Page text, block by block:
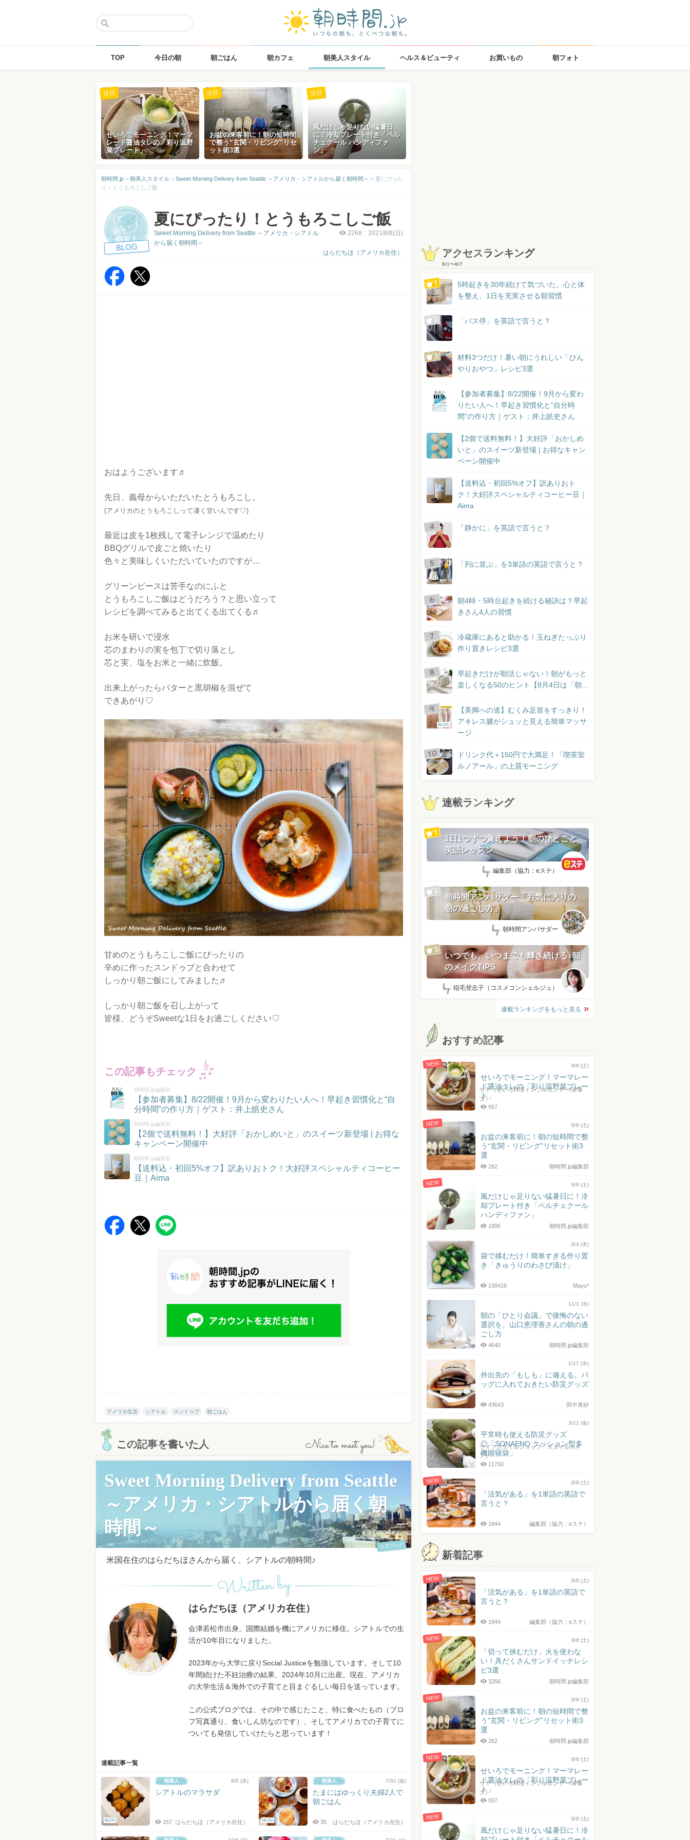
TOP 今日の朝 朝ごはん 朝カフェ 朝美人スタイル ヘルス＆ビューティ お買いもの 朝フォト
せいろでモーニング！マーマ
レード醤油タレの「彩り温野
菜プレート」
注目
お盆の来客前に！朝の短時間
で整う“玄関・リビング”リセ
ット術3選
注目
風だけじゃ足りない猛暑日
に！冷却プレート付き「ペル
チェクール ハンディファ
ン」
注目
朝時間.jp > 朝美人スタイル > Sweet Morning Delivery from Seattle ～アメリカ・シアトルから届く朝時間～ > 夏にぴった
り！とうもろこしご飯
BLOG
夏にぴったり！とうもろこしご飯
2268 2021/8/8(日)
はらだちほ（アメリカ在住）
Sweet Morning Delivery from Seattle ～アメリカ・シアトル
から届く朝時間～
おはようございます♬
先日、義母からいただいたとうもろこし。
(アメリカのとうもろこしって凄く甘いんです♡)
最近は皮を1枚残して電子レンジで温めたり
BBQグリルで皮ごと焼いたり
色々と美味しくいただいていたのですが…
グリーンピースは苦手なのにふと
とうもろこしご飯はどうだろう？と思い立って
レシピを調べてみると出てくる出てくる♬
お米を研いで浸水
芯のまわりの実を包丁で切り落とし
芯と実、塩をお米と一緒に炊飯。
出来上がったらバターと黒胡椒を混ぜて
できあがり♡
甘めのとうもろこしご飯にぴったりの
辛めに作ったスンドゥプと合わせて
しっかり朝ご飯にしてみました♬
しっかり朝ご飯を召し上がって
皆様、どうぞSweetな1日をお過ごしください♡
この記事もチェック
朝時間.jp編集部
【参加者募集】8/22開催！9月から変わりたい人へ！早起き習慣化と“自
分時間”の作り方｜ゲスト：井上皓史さん
朝時間.jp編集部
【2個で送料無料！】大好評「おかしめいと」のスイーツ新登場 | お得な
キャンペーン開催中
朝時間.jp編集部
【送料込・初回5%オフ】訳ありおトク！大好評スペシャルティコーヒー
豆｜Aima
アメリカ生活 シアトル スンドゥブ 朝ごはん
この記事を書いた人 Nice to meet you!
Sweet Morning Delivery from Seattle
～アメリカ・シアトルから届く朝
時間～
公式ブログ
米国在住のはらだちほさんから届く、シアトルの朝時間♪
Written by
はらだちほ（アメリカ在住）
会津若松市出身。国際結婚を機にアメリカに移住。シアトルでの生
活が10年目になりました。
2023年から大学に戻りSocial Justiceを勉強しています。そして10
年間続けた不妊治療の結果、2024年10月に出産。現在、アメリカ
の大学生活＆海外での子育てと目まぐるしい毎日を送っています。
この公式ブログでは、その中で感じたこと、特に食べたもの（プロ
フ写真通り、食いしん坊なのです）、そしてアメリカでの子育てに
ついても発信していけたらと思っています！
連載記事一覧
BLOG
8/5 (水)
シアトルのマラサダ
はらだちほ（アメリカ在住）
157 BLOG
7/31 (金)
たまにはゆっくり夫婦2人で
朝ごはん
はらだちほ（アメリカ在住）
35
アクセスランキング
8/1〜8/7
5時起きを30年続けて気づいた。心と体
を整え、1日を充実させる朝習慣
「バス停」を英語で言うと？
材料3つだけ！暑い朝にうれしい「ひん
やりおやつ」レシピ3選
【参加者募集】8/22開催！9月から変わ
りたい人へ！早起き習慣化と“自分時
間”の作り方｜ゲスト：井上皓史さん
【2個で送料無料！】大好評「おかしめ
いと」のスイーツ新登場 | お得なキャン
ペーン開催中
【送料込・初回5%オフ】訳ありおト
ク！大好評スペシャルティコーヒー豆｜
Aima
「静かに」を英語で言うと？
「列に並ぶ」を3単語の英語で言うと？
朝4時・5時台起きを続ける秘訣は？早起
きさん4人の習慣
冷蔵庫にあると助かる！玉ねぎたっぷり
作り置きレシピ3選
早起きだけが朝活じゃない！朝がもっと
楽しくなる50のヒント【8月4日は「朝...
BLOG
【美脚への道】むくみ足首をすっきり！
アキレス腱がシュッと見える簡単マッサ
ージ
ドリンク代＋150円で大満足！「喫茶室
ルノアール」の上質モーニング
連載ランキング
1日1つずつ覚えよう！朝のひとこと
英語レッスン
by: 編集部（協力：eステ）
朝時間アンバサダー「お気に入りの
朝の過ごし方」
by: 朝時間アンバサダー
いつでも、いつまでも輝き続ける♪朝
のメイクTIPS
by: 稲毛登志子（コスメコンシェルジュ）
連載ランキングをもっと見る
おすすめ記事
NEW 8/8 (土)
せいろでモーニング！マーマレー
ド醤油タレの「彩り温野菜プレー
ト」
サヤ（せいろ料理インフルエンサー/栄養
士）
557
NEW 8/8 (土)
お盆の来客前に！朝の短時間で整
う“玄関・リビング”リセット術3
選
朝時間.jp編集部
262
NEW 8/8 (土)
風だけじゃ足りない猛暑日に！冷
却プレート付き「ペルチェクール
ハンディファン」
朝時間.jp編集部
1895
8/4 (木)
袋で揉むだけ！簡単すぎる作り置
き「きゅうりのわさび漬け」
Mayu*
138416
11/1 (水)
朝の「ひとり会議」で後悔のない
選択を。山口恵理香さんの朝の過
ごし方
朝時間.jp編集部
4640
1/17 (水)
外出先の「もしも」に備える。バ
ッグに入れておきたい防災グッズ
田中青紗
43643
3/11 (金)
平常時も使える防災グッズ
◎「SONAENO クッション型多
機能寝袋」
ライフスタイルショップ「スタイルスト
ア」
11750
NEW 8/8 (土)
「活気がある」を1単語の英語で
言うと？
編集部（協力：eステ）
1844
新着記事
NEW 8/8 (土)
「活気がある」を1単語の英語で
言うと？
編集部（協力：eステ）
1844
NEW 8/8 (土)
「切って挟むだけ」火を使わな
い！具だくさんサンドイッチレシ
ピ3選
朝時間.jp編集部
3266
NEW 8/8 (土)
お盆の来客前に！朝の短時間で整
う“玄関・リビング”リセット術3
選
朝時間.jp編集部
262
NEW 8/8 (土)
せいろでモーニング！マーマレー
ド醤油タレの「彩り温野菜プレー
ト」
サヤ（せいろ料理インフルエンサー/栄養
士）
557
NEW 8/8 (土)
風だけじゃ足りない猛暑日に！冷